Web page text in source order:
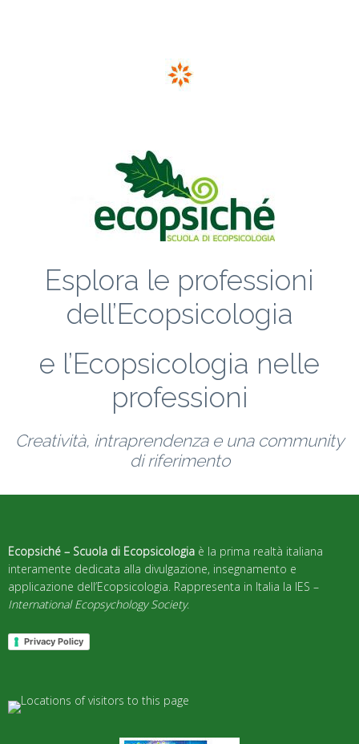
Esplora le professioni
dell’Ecopsicologia
e l’Ecopsicologia nelle
professioni
Creatività, intraprendenza e una community
di riferimento
Ecopsiché – Scuola di Ecopsicologia è la prima realtà italiana
interamente dedicata alla divulgazione, insegnamento e
applicazione dell’Ecopsicologia. Rappresenta in Italia la IES –
International Ecopsychology Society.
Privacy Policy